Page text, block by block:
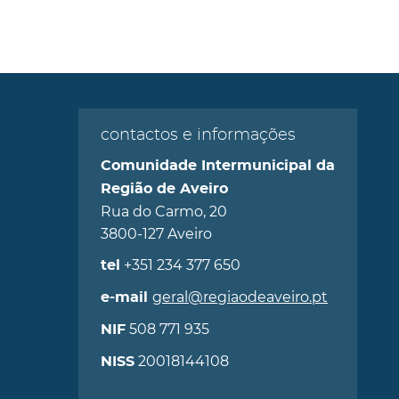
contactos e informações
Comunidade Intermunicipal da
Região de Aveiro
Rua do Carmo, 20
3800-127 Aveiro
tel +351 234 377 650
e-mail geral@regiaodeaveiro.pt
NIF508 771 935
NISS20018144108